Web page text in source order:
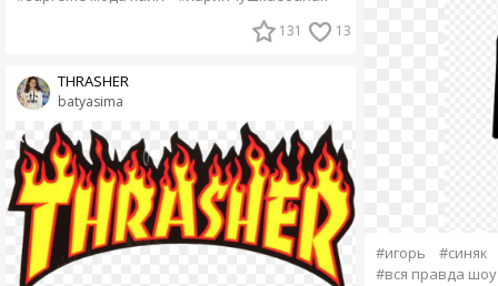
131 13
batyasima
THRASHER
#игорь
#синяк
#вся правда шоу